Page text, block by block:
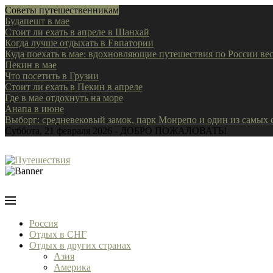
Советы путешественникам
Будапешт в мае
Стоит ли ехать в апреле в Шанхай
Когда лучше отдыхать в Евпатории
Куда поехать в мае: вдохновляющие путешествия по России
Пекин в мае
Что посетить в Грузии
Стоит ли ехать в Пекин в апреле
Где в мае отдохнуть на море
Анапа в июне
Выборг: средневековый замок, парк Монрепо и один из
Суббота, 21 февраля 2026 - ДОБРО ПОЖАЛОВАТЬ!
Россия
Отдых в СНГ
Отдых в других странах
Азия
Америка